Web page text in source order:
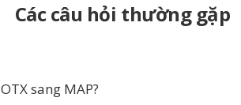
Các câu hỏi thường gặp
sang MAP?